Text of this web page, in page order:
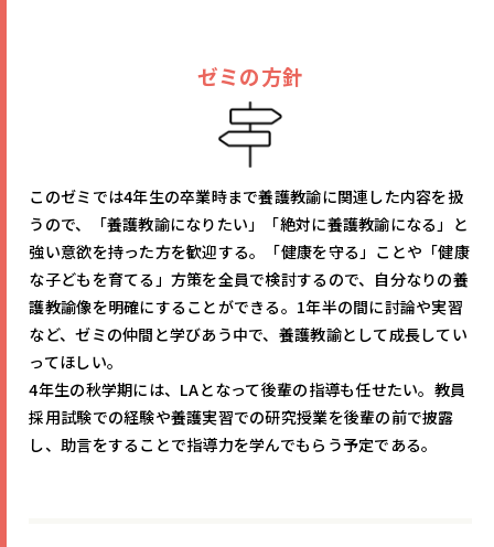
ゼミの方針
このゼミでは4年生の卒業時まで養護教諭に関連した内容を扱
うので、「養護教諭になりたい」「絶対に養護教諭になる」と
強い意欲を持った方を歓迎する。「健康を守る」ことや「健康
な子どもを育てる」方策を全員で検討するので、自分なりの養
護教諭像を明確にすることができる。1年半の間に討論や実習
など、ゼミの仲間と学びあう中で、養護教諭として成長してい
ってほしい。
4年生の秋学期には、LAとなって後輩の指導も任せたい。教員
採用試験での経験や養護実習での研究授業を後輩の前で披露
し、助言をすることで指導力を学んでもらう予定である。